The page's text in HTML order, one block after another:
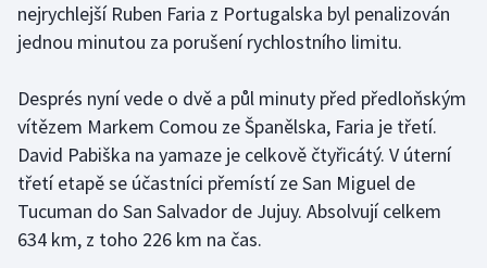
Stolní tenis
Veslování
Vodní slalom
Volejbal
nejrychlejší Ruben Faria z Portugalska byl penalizován
jednou minutou za porušení rychlostního limitu.
Després nyní vede o dvě a půl minuty před předloňským
vítězem Markem Comou ze Španělska, Faria je třetí.
David Pabiška na yamaze je celkově čtyřicátý. V úterní
třetí etapě se účastníci přemístí ze San Miguel de
Tucuman do San Salvador de Jujuy. Absolvují celkem
634 km, z toho 226 km na čas.